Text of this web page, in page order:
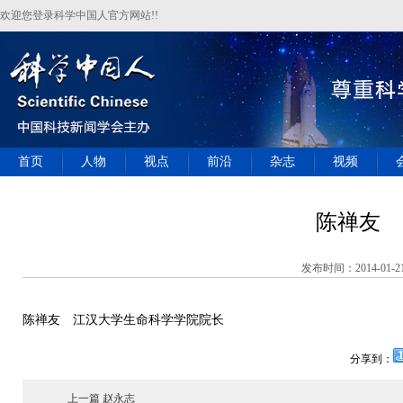
欢迎您登录科学中国人官方网站!!
首页 人物 视点 前沿 杂志 视频
陈禅友
发布时间：2014-01-
陈禅友 江汉大学生命科学学院院长
分享到：
上一篇 赵永志